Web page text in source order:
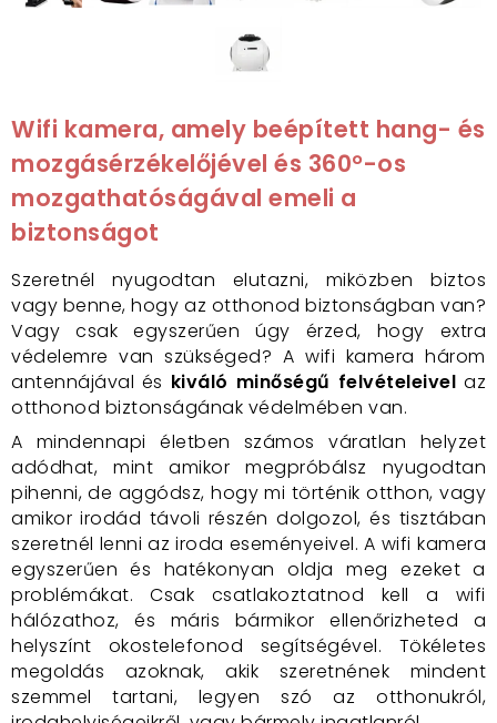
Wifi kamera, amely beépített hang- és
mozgásérzékelőjével és 360°-os
mozgathatóságával emeli a
biztonságot
Szeretnél nyugodtan elutazni, miközben biztos
vagy benne, hogy az otthonod biztonságban van?
Vagy csak egyszerűen úgy érzed, hogy extra
védelemre van szükséged? A wifi kamera három
antennájával és kiváló minőségű felvételeivel az
otthonod biztonságának védelmében van.
A mindennapi életben számos váratlan helyzet
adódhat, mint amikor megpróbálsz nyugodtan
pihenni, de aggódsz, hogy mi történik otthon, vagy
amikor irodád távoli részén dolgozol, és tisztában
szeretnél lenni az iroda eseményeivel. A wifi kamera
egyszerűen és hatékonyan oldja meg ezeket a
problémákat. Csak csatlakoztatnod kell a wifi
hálózathoz, és máris bármikor ellenőrizheted a
helyszínt okostelefonod segítségével. Tökéletes
megoldás azoknak, akik szeretnének mindent
szemmel tartani, legyen szó az otthonukról,